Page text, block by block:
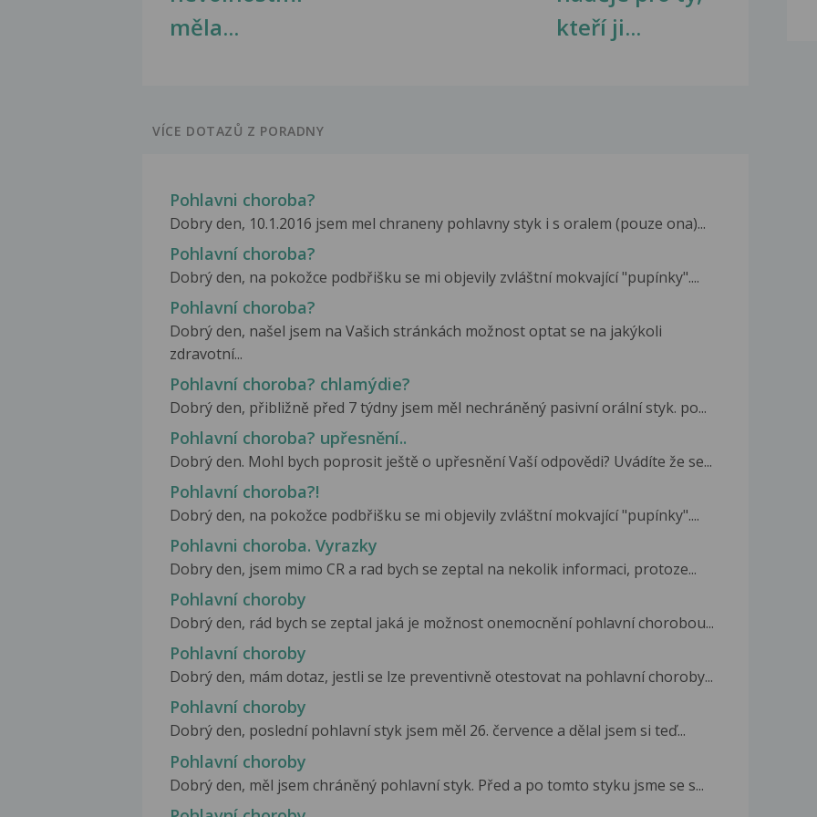
měla...
kteří ji...
VÍCE DOTAZŮ Z PORADNY
Pohlavni choroba?
Dobry den, 10.1.2016 jsem mel chraneny pohlavny styk i s oralem (pouze ona)...
Pohlavní choroba?
Dobrý den, na pokožce podbřišku se mi objevily zvláštní mokvající "pupínky"....
Pohlavní choroba?
Dobrý den, našel jsem na Vašich stránkách možnost optat se na jakýkoli
zdravotní...
Pohlavní choroba? chlamýdie?
Dobrý den, přibližně před 7 týdny jsem měl nechráněný pasivní orální styk. po...
Pohlavní choroba? upřesnění..
Dobrý den. Mohl bych poprosit ještě o upřesnění Vaší odpovědi? Uvádíte že se...
Pohlavní choroba?!
Dobrý den, na pokožce podbřišku se mi objevily zvláštní mokvající "pupínky"....
Pohlavni choroba. Vyrazky
Dobry den, jsem mimo CR a rad bych se zeptal na nekolik informaci, protoze...
Pohlavní choroby
Dobrý den, rád bych se zeptal jaká je možnost onemocnění pohlavní chorobou...
Pohlavní choroby
Dobrý den, mám dotaz, jestli se lze preventivně otestovat na pohlavní choroby...
Pohlavní choroby
Dobrý den, poslední pohlavní styk jsem měl 26. července a dělal jsem si teď...
Pohlavní choroby
Dobrý den, měl jsem chráněný pohlavní styk. Před a po tomto styku jsme se s...